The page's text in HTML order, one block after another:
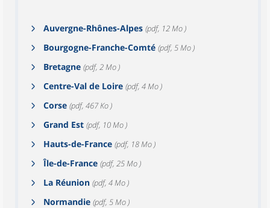
Auvergne-Rhônes-Alpes (pdf, 12 Mo )
Bourgogne-Franche-Comté (pdf, 5 Mo )
Bretagne (pdf, 2 Mo )
Centre-Val de Loire (pdf, 4 Mo )
Corse (pdf, 467 Ko )
Grand Est (pdf, 10 Mo )
Hauts-de-France (pdf, 18 Mo )
Île-de-France (pdf, 25 Mo )
La Réunion (pdf, 4 Mo )
Normandie (pdf, 5 Mo )